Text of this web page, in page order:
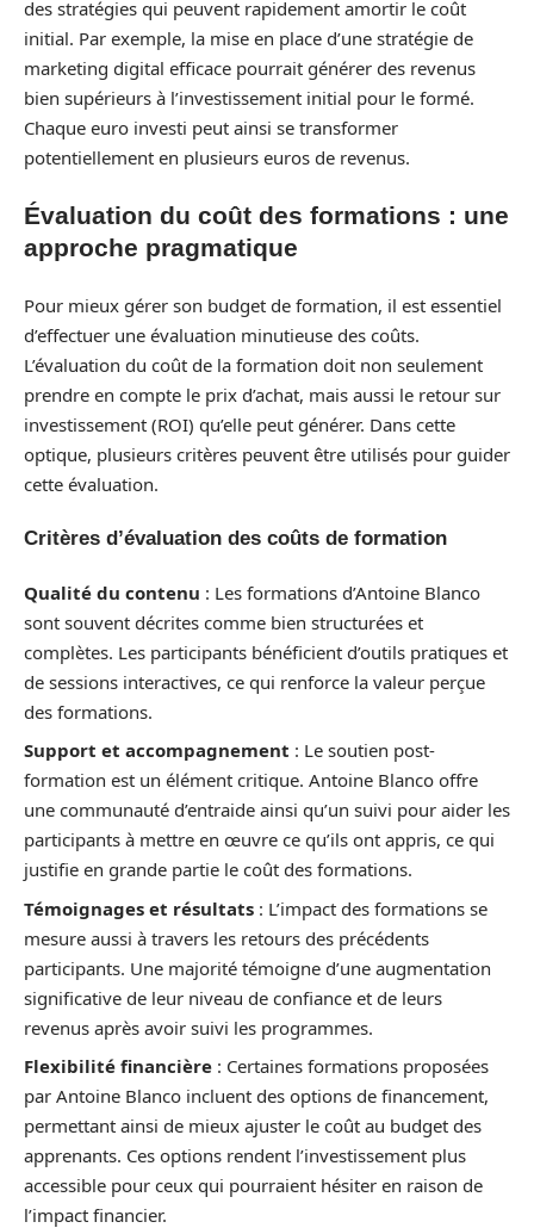
des stratégies qui peuvent rapidement amortir le coût
initial. Par exemple, la mise en place d’une stratégie de
marketing digital efficace pourrait générer des revenus
bien supérieurs à l’investissement initial pour le formé.
Chaque euro investi peut ainsi se transformer
potentiellement en plusieurs euros de revenus.
Évaluation du coût des formations : une
approche pragmatique
Pour mieux gérer son budget de formation, il est essentiel
d’effectuer une évaluation minutieuse des coûts.
L’évaluation du coût de la formation doit non seulement
prendre en compte le prix d’achat, mais aussi le retour sur
investissement (ROI) qu’elle peut générer. Dans cette
optique, plusieurs critères peuvent être utilisés pour guider
cette évaluation.
Critères d’évaluation des coûts de formation
Qualité du contenu : Les formations d’Antoine Blanco
sont souvent décrites comme bien structurées et
complètes. Les participants bénéficient d’outils pratiques et
de sessions interactives, ce qui renforce la valeur perçue
des formations.
Support et accompagnement : Le soutien post-
formation est un élément critique. Antoine Blanco offre
une communauté d’entraide ainsi qu’un suivi pour aider les
participants à mettre en œuvre ce qu’ils ont appris, ce qui
justifie en grande partie le coût des formations.
Témoignages et résultats : L’impact des formations se
mesure aussi à travers les retours des précédents
participants. Une majorité témoigne d’une augmentation
significative de leur niveau de confiance et de leurs
revenus après avoir suivi les programmes.
Flexibilité financière : Certaines formations proposées
par Antoine Blanco incluent des options de financement,
permettant ainsi de mieux ajuster le coût au budget des
apprenants. Ces options rendent l’investissement plus
accessible pour ceux qui pourraient hésiter en raison de
l’impact financier.